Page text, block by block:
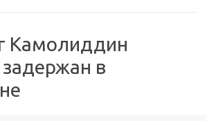
Камолиддин
в